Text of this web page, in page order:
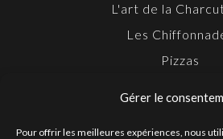
Gérer le
Pour offrir les meilleures expériences, nous
L'art de la
Les
Pizzas